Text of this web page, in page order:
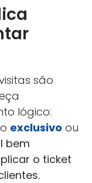
são
lógico:
exclusivo ou
bem
o ticket